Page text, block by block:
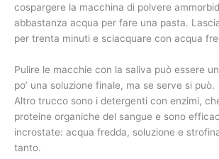
cospargere la macchina di polvere
abbastanza acqua per fare una pasta.
per trenta minuti e sciacquare con acqua
Pulire le macchie con la saliva può essere
po’ una soluzione finale, ma se serve si può.
Altro trucco sono i detergenti con enzimi,
proteine organiche del sangue e sono
incrostate: acqua fredda, soluzione e
tanto.